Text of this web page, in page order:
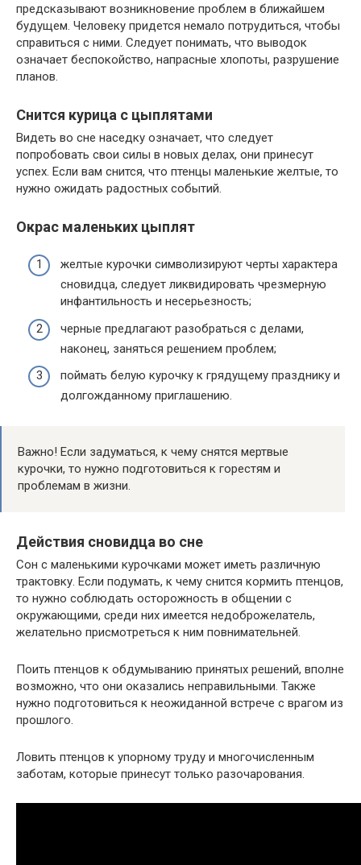
предсказывают возникновение проблем в ближайшем
будущем. Человеку придется немало потрудиться, чтобы
справиться с ними. Следует понимать, что выводок
означает беспокойство, напрасные хлопоты, разрушение
планов.
Снится курица с цыплятами
Видеть во сне наседку означает, что следует
попробовать свои силы в новых делах, они принесут
успех. Если вам снится, что птенцы маленькие желтые, то
нужно ожидать радостных событий.
Окрас маленьких цыплят
желтые курочки символизируют черты характера
сновидца, следует ликвидировать чрезмерную
инфантильность и несерьезность;
черные предлагают разобраться с делами,
наконец, заняться решением проблем;
поймать белую курочку к грядущему празднику и
долгожданному приглашению.
Важно! Если задуматься, к чему снятся мертвые
курочки, то нужно подготовиться к горестям и
проблемам в жизни.
Действия сновидца во сне
Сон с маленькими курочками может иметь различную
трактовку. Если подумать, к чему снится кормить птенцов,
то нужно соблюдать осторожность в общении с
окружающими, среди них имеется недоброжелатель,
желательно присмотреться к ним повнимательней.
Поить птенцов к обдумыванию принятых решений, вполне
возможно, что они оказались неправильными. Также
нужно подготовиться к неожиданной встрече с врагом из
прошлого.
Ловить птенцов к упорному труду и многочисленным
заботам, которые принесут только разочарования.